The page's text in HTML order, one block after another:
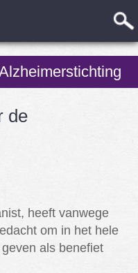
de
heeft vanwege
om in het hele
als benefiet